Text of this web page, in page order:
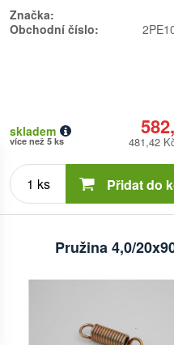
Značka:
Obchodní číslo:
skladem
více než 5 ks 481,42
Počet
kusů Přidat do
Pružina 4,0/